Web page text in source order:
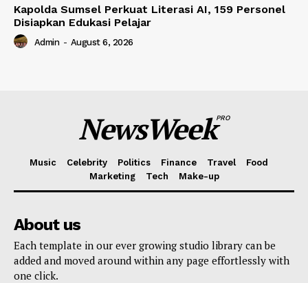
Kapolda Sumsel Perkuat Literasi AI, 159 Personel
Disiapkan Edukasi Pelajar
Admin - August 6, 2026
NewsWeekPRO
Music Celebrity Politics Finance Travel
Food
Marketing
Tech Make-up
About us
Each template in our ever growing studio library can be
added and moved around within any page effortlessly with
one click.